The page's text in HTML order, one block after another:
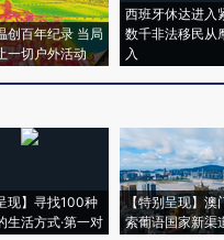
创百年纪录 当局
一切户外活动
西班牙休达进入
数千非法移民从
入
现】寻找100种
生活方式·第一对
【特别呈现】澳
索葡语国家新渠